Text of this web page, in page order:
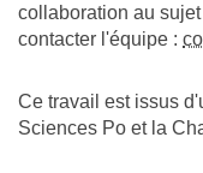
collaboration au
contacter l'équipe :
Ce travail est issus
Sciences Po et la